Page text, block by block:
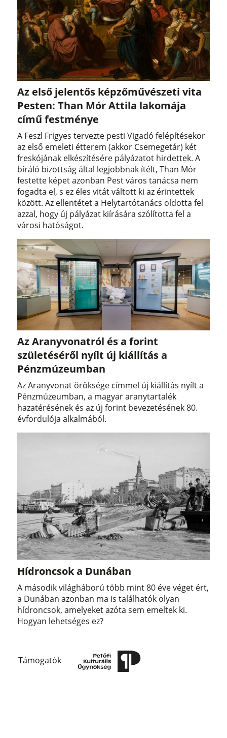
Az első jelentős képzőművészeti vita
Pesten: Than Mór Attila lakomája
című festménye
A Feszl Frigyes tervezte pesti Vigadó felépítésekor
az első emeleti étterem (akkor Csemegetár) két
freskójának elkészítésére pályázatot hirdettek. A
bíráló bizottság által legjobbnak ítélt, Than Mór
festette képet azonban Pest város tanácsa nem
fogadta el, s ez éles vitát váltott ki az érintettek
között. Az ellentétet a Helytartótanács oldotta fel
azzal, hogy új pályázat kiírására szólította fel a
városi hatóságot.
Az Aranyvonatról és a forint
születéséről nyílt új kiállítás a
Pénzmúzeumban
Az Aranyvonat öröksége címmel új kiállítás nyílt a
Pénzmúzeumban, a magyar aranytartalék
hazatérésének és az új forint bevezetésének 80.
évfordulója alkalmából.
Hídroncsok a Dunában
A második világháború több mint 80 éve véget ért,
a Dunában azonban ma is találhatók olyan
hídroncsok, amelyeket azóta sem emeltek ki.
Hogyan lehetséges ez?
Támogatók